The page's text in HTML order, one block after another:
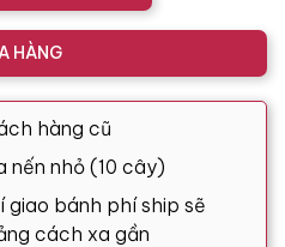
HÀNG
hàng cũ
nến nhỏ (10 cây)
giao bánh phí ship sẽ
cách xa gần